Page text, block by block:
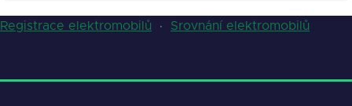
Registrace elektromobilů · Srovnání elektromobilů